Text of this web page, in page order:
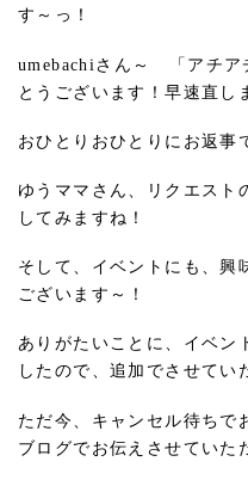
す～っ！
umebachiさん～ 「アチア
とうございます！早速直し
おひとりおひとりにお返事
ゆうママさん、リクエスト
してみますね！
そして、イベントにも、興
ございます～！
ありがたいことに、イベン
したので、追加でさせてい
ただ今、キャンセル待ちで
ブログでお伝えさせていた